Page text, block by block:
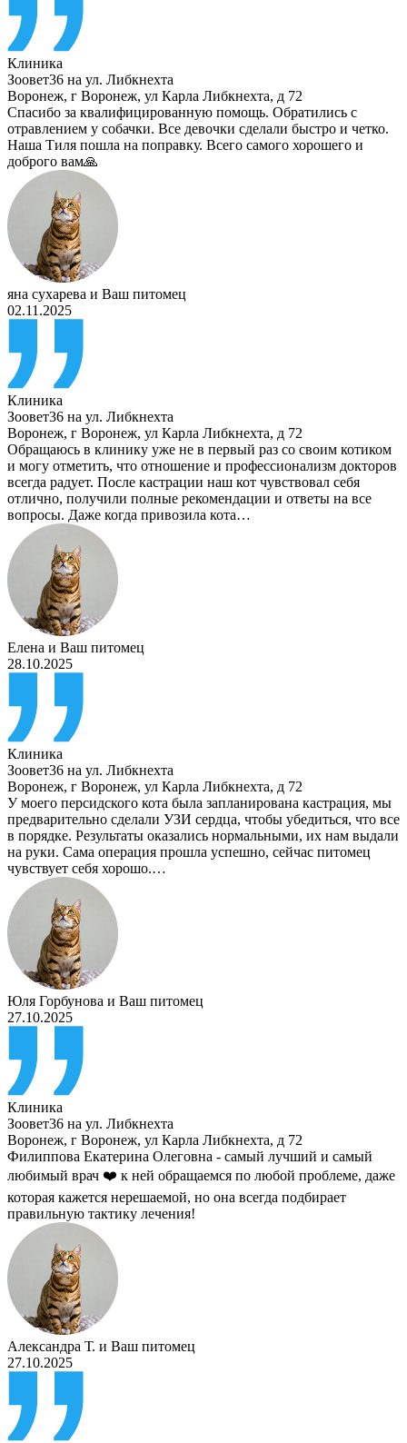
Клиника
Зоовет36 на ул. Либкнехта
Воронеж, г Воронеж, ул Карла Либкнехта, д 72
Спасибо за квалифицированную помощь. Обратились с
отравлением у собачки. Все девочки сделали быстро и четко.
Наша Тиля пошла на поправку. Всего самого хорошего и
доброго вам🙏
яна сухарева и Ваш питомец
02.11.2025
Клиника
Зоовет36 на ул. Либкнехта
Воронеж, г Воронеж, ул Карла Либкнехта, д 72
Обращаюсь в клинику уже не в первый раз со своим котиком
и могу отметить, что отношение и профессионализм докторов
всегда радует. После кастрации наш кот чувствовал себя
отлично, получили полные рекомендации и ответы на все
вопросы. Даже когда привозила кота…
Елена и Ваш питомец
28.10.2025
Клиника
Зоовет36 на ул. Либкнехта
Воронеж, г Воронеж, ул Карла Либкнехта, д 72
У моего персидского кота была запланирована кастрация, мы
предварительно сделали УЗИ сердца, чтобы убедиться, что все
в порядке. Результаты оказались нормальными, их нам выдали
на руки. Сама операция прошла успешно, сейчас питомец
чувствует себя хорошо.…
Юля Горбунова и Ваш питомец
27.10.2025
Клиника
Зоовет36 на ул. Либкнехта
Воронеж, г Воронеж, ул Карла Либкнехта, д 72
Филиппова Екатерина Олеговна - самый лучший и самый
любимый врач ❤️ к ней обращаемся по любой проблеме, даже
которая кажется нерешаемой, но она всегда подбирает
правильную тактику лечения!
Александра Т. и Ваш питомец
27.10.2025